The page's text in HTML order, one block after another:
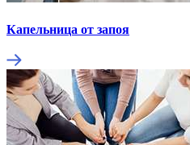
Капельница от запоя